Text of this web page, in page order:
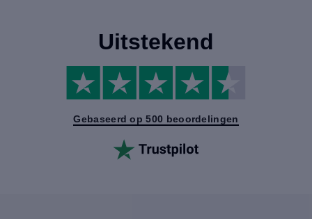
Uitstekend
Gebaseerd op 500 beoordelingen